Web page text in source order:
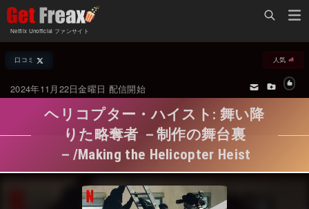
Netflix Unofficial ファンサイト
Netflix新着作品
オールジャンル
海外ドラマ・シリーズ
海外映画
国内TV番組・ドラマ
配信終了予定の作品
海外ドラマ・ラインナップ
Netflix 人気ランキング
Netflix 全作品ラインナップ
口コミ 人気
2024年11月22日金曜日 配信開始
ヘリコプター・ハイスト: 舞い降
りた略奪者 －制作の舞台裏
－/Making the Helicopter Heist